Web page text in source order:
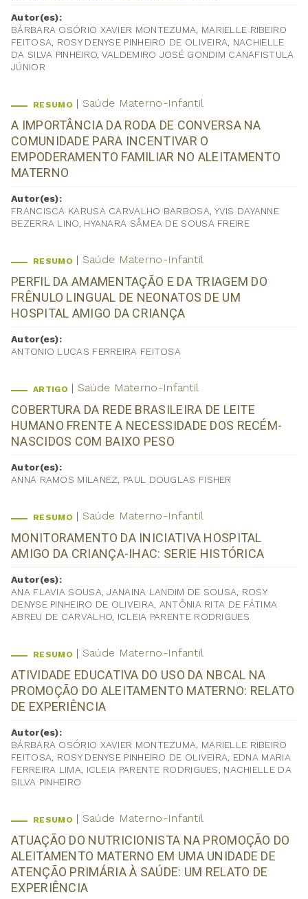
Autor(es):
BÁRBARA OSÓRIO XAVIER MONTEZUMA, MARIELLE RIBEIRO
FEITOSA, ROSY DENYSE PINHEIRO DE OLIVEIRA, NACHIELLE
DA SILVA PINHEIRO, VALDEMIRO JOSÉ GONDIM CANAFISTULA
JÚNIOR
RESUMO Saúde Materno-Infantil
A IMPORTÂNCIA DA RODA DE CONVERSA NA
COMUNIDADE PARA INCENTIVAR O
EMPODERAMENTO FAMILIAR NO ALEITAMENTO
MATERNO
Autor(es):
FRANCISCA KARUSA CARVALHO BARBOSA, YVIS DAYANNE
BEZERRA LINO, HYANARA SÂMEA DE SOUSA FREIRE
RESUMO Saúde Materno-Infantil
PERFIL DA AMAMENTAÇÃO E DA TRIAGEM DO
FRÊNULO LINGUAL DE NEONATOS DE UM
HOSPITAL AMIGO DA CRIANÇA
Autor(es):
ANTONIO LUCAS FERREIRA FEITOSA
ARTIGO Saúde Materno-Infantil
COBERTURA DA REDE BRASILEIRA DE LEITE
HUMANO FRENTE A NECESSIDADE DOS RECÉM-
NASCIDOS COM BAIXO PESO
Autor(es):
ANNA RAMOS MILANEZ, PAUL DOUGLAS FISHER
RESUMO Saúde Materno-Infantil
MONITORAMENTO DA INICIATIVA HOSPITAL
AMIGO DA CRIANÇA-IHAC: SERIE HISTÓRICA
Autor(es):
ANA FLAVIA SOUSA, JANAINA LANDIM DE SOUSA, ROSY
DENYSE PINHEIRO DE OLIVEIRA, ANTÔNIA RITA DE FÁTIMA
ABREU DE CARVALHO, ICLEIA PARENTE RODRIGUES
RESUMO Saúde Materno-Infantil
ATIVIDADE EDUCATIVA DO USO DA NBCAL NA
PROMOÇÃO DO ALEITAMENTO MATERNO: RELATO
DE EXPERIÊNCIA
Autor(es):
BÁRBARA OSÓRIO XAVIER MONTEZUMA, MARIELLE RIBEIRO
FEITOSA, ROSY DENYSE PINHEIRO DE OLIVEIRA, EDNA MARIA
FERREIRA LIMA, ICLEIA PARENTE RODRIGUES, NACHIELLE DA
SILVA PINHEIRO
RESUMO Saúde Materno-Infantil
ATUAÇÃO DO NUTRICIONISTA NA PROMOÇÃO DO
ALEITAMENTO MATERNO EM UMA UNIDADE DE
ATENÇÃO PRIMÁRIA À SAÚDE: UM RELATO DE
EXPERIÊNCIA